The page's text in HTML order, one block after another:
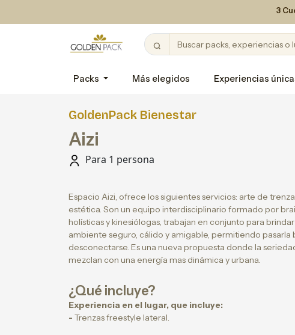
3
Packs Más elegidos Experiencias
GoldenPack Bienestar
Aizi
Para 1 persona
Espacio Aizi, ofrece los siguientes servicios: arte de
estética. Son un equipo interdisciplinario formado por
holísticas y kinesiólogas, trabajan en conjunto para
ambiente seguro, cálido y amigable, permitiendo pasarla
desconectarse. Es una nueva propuesta donde la
mezclan con una energía mas dinámica y urbana.
¿Qué incluye?
Experiencia en el lugar, que incluye:
- Trenzas freestyle lateral.